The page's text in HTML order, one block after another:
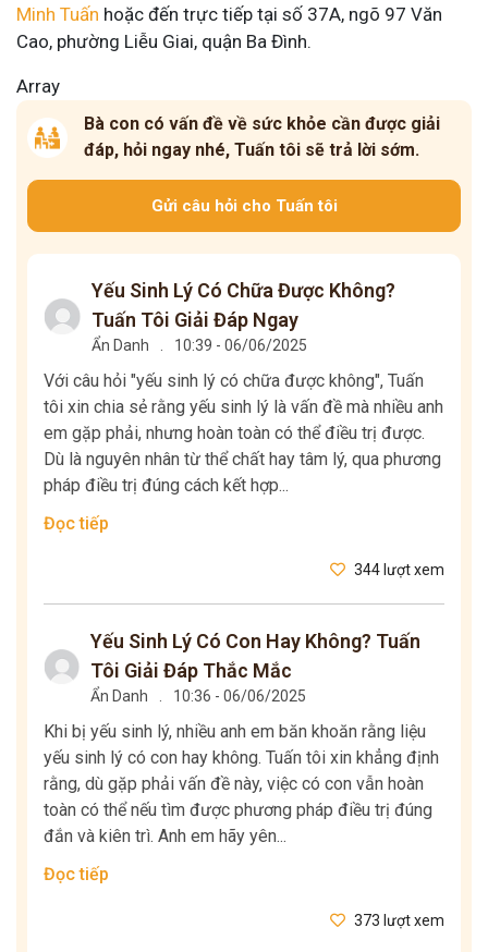
Minh Tuấn hoặc đến trực tiếp tại số 37A, ngõ 97 Văn
Cao, phường Liễu Giai, quận Ba Đình.
Array
Bà con có vấn đề về sức khỏe cần được giải
đáp, hỏi ngay nhé, Tuấn tôi sẽ trả lời sớm.
Gửi câu hỏi cho Tuấn tôi
Yếu Sinh Lý Có Chữa Được Không?
Tuấn Tôi Giải Đáp Ngay
Ẩn Danh . 10:39 - 06/06/2025
Với câu hỏi "yếu sinh lý có chữa được không", Tuấn
tôi xin chia sẻ rằng yếu sinh lý là vấn đề mà nhiều anh
em gặp phải, nhưng hoàn toàn có thể điều trị được.
Dù là nguyên nhân từ thể chất hay tâm lý, qua phương
pháp điều trị đúng cách kết hợp...
Đọc tiếp
344 lượt xem
Yếu Sinh Lý Có Con Hay Không? Tuấn
Tôi Giải Đáp Thắc Mắc
Ẩn Danh . 10:36 - 06/06/2025
Khi bị yếu sinh lý, nhiều anh em băn khoăn rằng liệu
yếu sinh lý có con hay không. Tuấn tôi xin khẳng định
rằng, dù gặp phải vấn đề này, việc có con vẫn hoàn
toàn có thể nếu tìm được phương pháp điều trị đúng
đắn và kiên trì. Anh em hãy yên...
Đọc tiếp
373 lượt xem